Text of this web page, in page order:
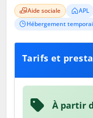
Aide sociale APL
Hébergement
Tarifs et
À partir